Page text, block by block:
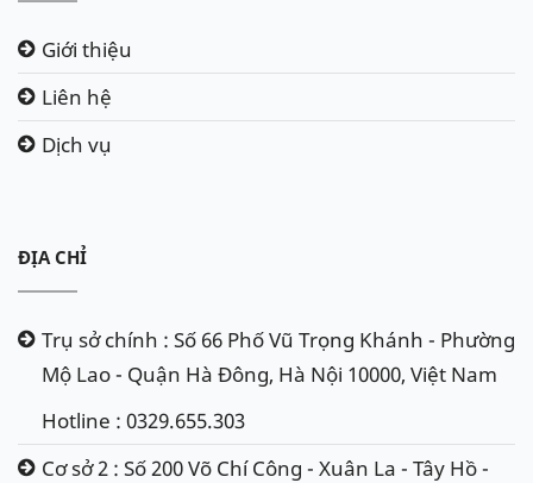
Giới thiệu
Liên hệ
Dịch vụ
ĐỊA CHỈ
Trụ sở chính : Số 66 Phố Vũ Trọng Khánh - Phường
Mộ Lao - Quận Hà Đông, Hà Nội 10000, Việt Nam
Hotline : 0329.655.303
Cơ sở 2 : Số 200 Võ Chí Công - Xuân La - Tây Hồ -